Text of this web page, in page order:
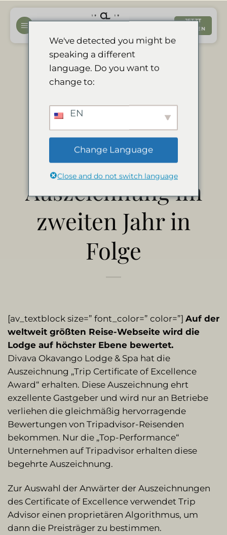
Zum
Inhalt
springen
JETZT
BUCHEN
Divava erhält die
"Tripadvisor
Certificate of
Excellence"
Auszeichnung im
zweiten Jahr in
Folge
[av_textblock size=” font_color=” color=”] Auf der
weltweit größten Reise-Webseite wird die
Lodge auf höchster Ebene bewertet.
Divava Okavango Lodge & Spa hat die
Auszeichnung „Trip Certificate of Excellence
Award“ erhalten. Diese Auszeichnung ehrt
exzellente Gastgeber und wird nur an Betriebe
verliehen die gleichmäßig hervorragende
Bewertungen von Tripadvisor-Reisenden
bekommen. Nur die „Top-Performance“
Unternehmen auf Tripadvisor erhalten diese
begehrte Auszeichnung.
Zur Auswahl der Anwärter der Auszeichnungen
des Certificate of Excellence verwendet Trip
Advisor einen proprietären Algorithmus, um
dann die Preisträger zu bestimmen.
We've detected you might be
speaking a different
language. Do you want to
change to:
EN
Change Language
Close and do not switch language